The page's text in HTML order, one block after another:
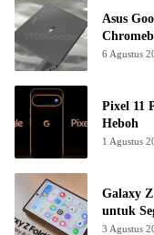
Asus
6 Agustus
Pixel 11
Heboh
1 Agustus
Galaxy
untuk
3 Agustus